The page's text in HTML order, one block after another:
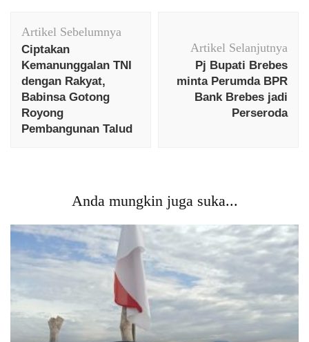
Artikel
Artikel Sebelumnya
Ciptakan
Kemanunggalan TNI
dengan Rakyat,
Babinsa Gotong
Royong
Pembangunan Talud
Artikel Selanjutnya
Pj Bupati Brebes
minta Perumda BPR
Bank Brebes jadi
Perseroda
Anda mungkin juga suka...